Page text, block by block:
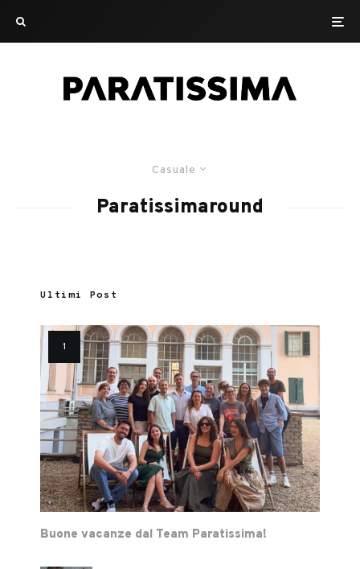
Casuale
Paratissimaround
Ultimi Post
Buone vacanze dal Team Paratissima!